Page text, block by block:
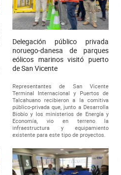
Delegación público privada
noruego-danesa de parques
eólicos marinos visitó puerto
de San Vicente
Representantes de San Vicente
Terminal Internacional y Puertos de
Talcahuano recibieron a la comitiva
público-privada que, junto a Desarrolla
Biobío y los ministerios de Energía y
Economía, vio en terreno la
infraestructura y equipamiento
existente para este tipo de proyectos.